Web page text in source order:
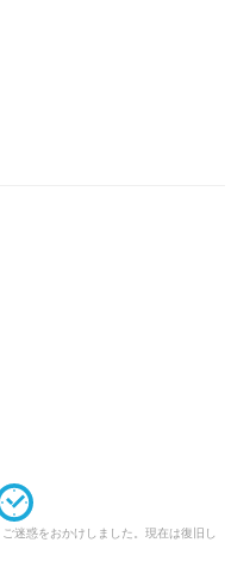
迷惑をおかけしました。現在は復旧し